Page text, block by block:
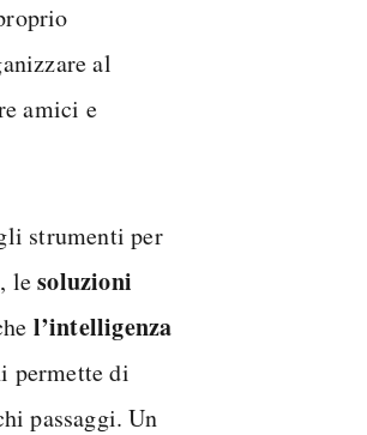
al
amici e
strumenti per
lesoluzioni
l’intelligenza
permette di
passaggi. Un